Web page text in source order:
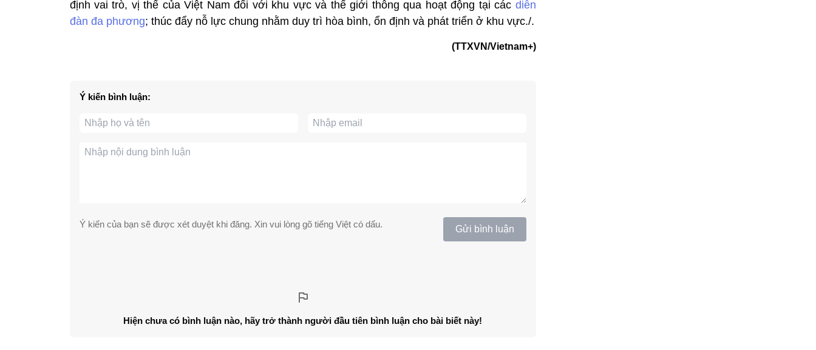
định vai trò, vị thế của Việt Nam đối với khu vực và thế giới thông qua hoạt động tại các diễn
đàn đa phương; thúc đẩy nỗ lực chung nhằm duy trì hòa bình, ổn định và phát triển ở khu vực./.
(TTXVN/Vietnam+)
Ý kiến bình luận:
Ý kiến của bạn sẽ được xét duyệt khi đăng. Xin vui lòng gõ tiếng Việt có dấu. Gửi bình luận
Hiện chưa có bình luận nào, hãy trở thành người đầu tiên bình luận cho bài biết này!